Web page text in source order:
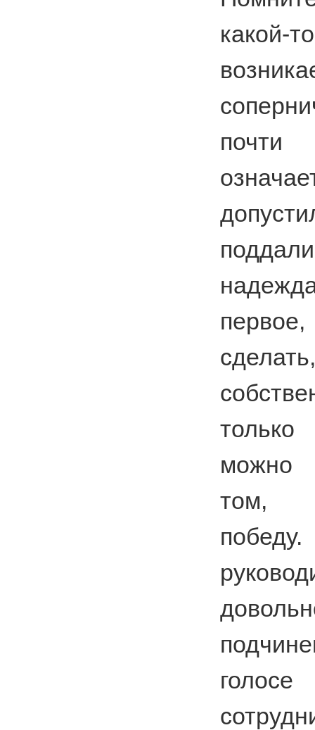
можно
том,